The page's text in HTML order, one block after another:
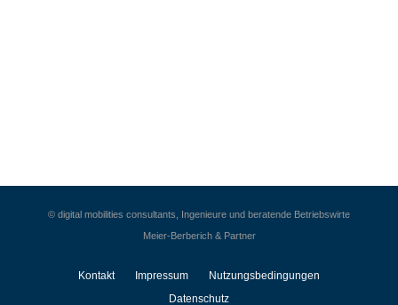
© digital mobilities consultants, Ingenieure und beratende Betriebswirte
Meier-Berberich & Partner
Kontakt Impressum
Nutzungsbedingungen
Datenschutz